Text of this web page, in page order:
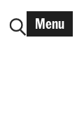
Menu